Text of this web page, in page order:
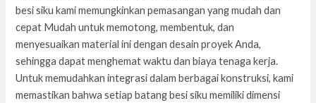
besi siku kami memungkinkan pemasangan yang mudah dan
cepat Mudah untuk memotong, membentuk, dan
menyesuaikan material ini dengan desain proyek Anda,
sehingga dapat menghemat waktu dan biaya tenaga kerja.
Untuk memudahkan integrasi dalam berbagai konstruksi, kami
memastikan bahwa setiap batang besi siku memiliki dimensi